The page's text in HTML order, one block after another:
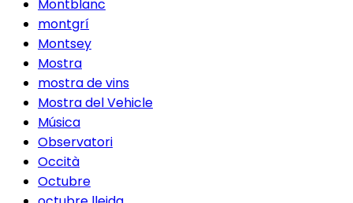
Montblanc
montgrí
Montsey
Mostra
mostra de vins
Mostra del Vehicle
Música
Observatori
Occità
Octubre